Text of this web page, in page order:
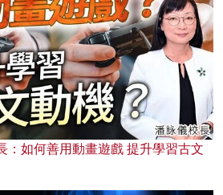
：如何善用動畫遊戲 提升學習古文